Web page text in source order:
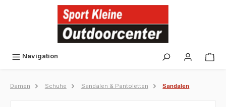
Navigation
Damen Schuhe Sandalen & Pantoletten Sandalen